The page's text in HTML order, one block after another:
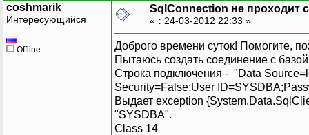
coshmarik
Интересующийся
Offline
SqlConnection не проходит
« : 24-03-2012 22:33 »
Доброго времени суток! Помогите,
Пытаюсь создать соединение с
Строка подключения - "Data
Security=False;User
Выдает exception
"SYSDBA".
Class 14